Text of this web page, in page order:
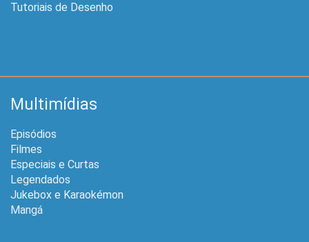
Tutoriais de Desenho
Multimídias
Episódios
Filmes
Especiais e Curtas
Legendados
Jukebox e Karaokémon
Mangá